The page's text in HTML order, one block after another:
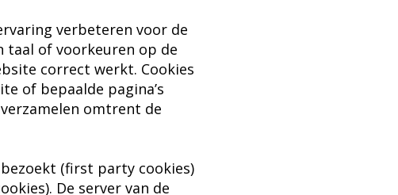
verbeteren voor de
taal of voorkeuren op de
correct werkt. Cookies
of bepaalde pagina’s
omtrent de
(first party cookies)
De server van de